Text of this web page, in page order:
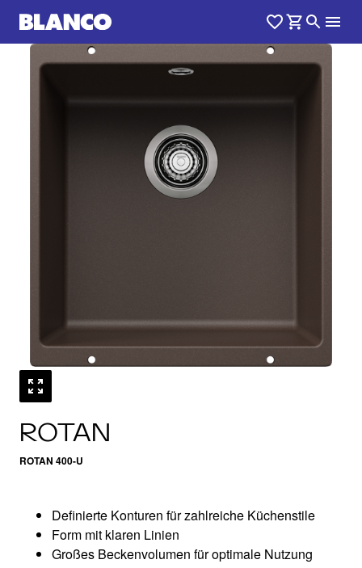
ROTAN
ROTAN 400-U
1 /0
Definierte Konturen für zahlreiche Küchenstile
Form mit klaren Linien
Großes Beckenvolumen für optimale Nutzung